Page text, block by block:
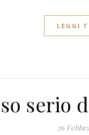
LEGGI
serio
26